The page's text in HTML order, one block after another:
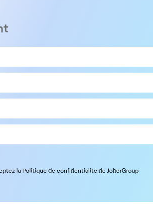
la Politique de confidentialite de JoberGroup